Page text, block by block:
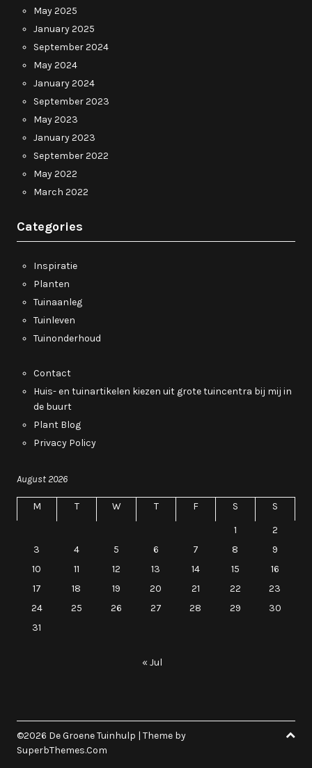
May 2025
January 2025
September 2024
May 2024
January 2024
September 2023
May 2023
January 2023
September 2022
May 2022
March 2022
Categories
Inspiratie
Planten
Tuinaanleg
Tuinleven
Tuinonderhoud
Contact
Huis- en tuinartikelen kiezen uit grote tuincentra bij mij in
de buurt
Plant Blog
Privacy Policy
August 2026
M T W T F S
S
1
2
3
4 5 6 7 8
9
10
11 12 13 14 15
16
17
18 19 20 21 22
23
24
25 26 27 28 29
30
31
« Jul
©2026 De Groene Tuinhulp | Theme by
SuperbThemes.Com